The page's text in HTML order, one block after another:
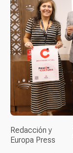
Redacción y
Europa Press